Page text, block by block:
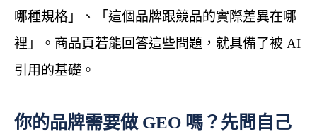
哪種規格」、「這個品牌跟競品的實際差異在哪
裡」。商品頁若能回答這些問題，就具備了被 AI
引用的基礎。
你的品牌需要做 GEO 嗎？先問自己